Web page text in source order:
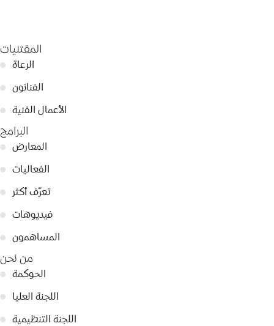
المقتنيات
● الرعاة
● الفنانون
● الأعمال الفنية
البرامج
● المعارض
● الفعاليات
●
تعرّف أكثر
● فيديوهات
● المساهمون
من نحن
● الحوكمة
● اللجنة العليا
● اللجنة التنظيمية